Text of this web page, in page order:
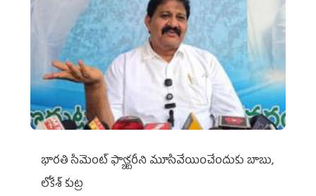
భారతి సిమెంట్ ఫ్యాక్టరీని మూసివేయించేందుకు బాబు,
లోకేశ్ కుట్ర